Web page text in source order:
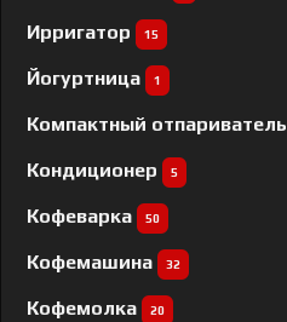
Ирригатор 15
Йогуртница 1
Компактный
Кондиционер 5
Кофеварка 50
Кофемашина 32
Кофемолка 20